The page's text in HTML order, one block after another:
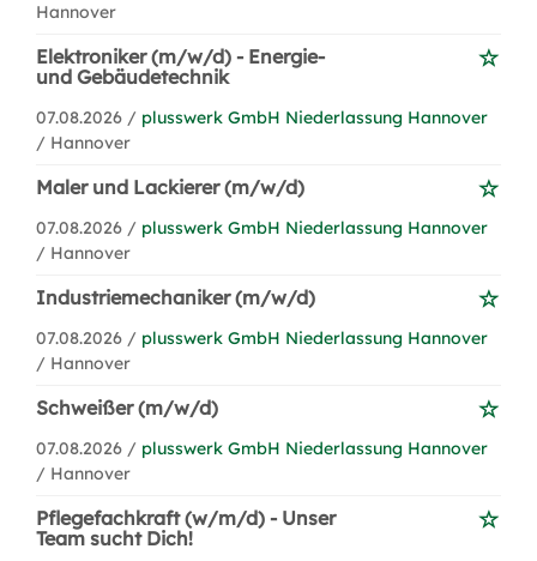
Hannover
Elektroniker (m/w/d) - Energie-
und Gebäudetechnik
07.08.2026 / plusswerk GmbH Niederlassung Hannover
/ Hannover
Maler und Lackierer (m/w/d)
07.08.2026 / plusswerk GmbH Niederlassung Hannover
/ Hannover
Industriemechaniker (m/w/d)
07.08.2026 / plusswerk GmbH Niederlassung Hannover
/ Hannover
Schweißer (m/w/d)
07.08.2026 / plusswerk GmbH Niederlassung Hannover
/ Hannover
Pflegefachkraft (w/m/d) - Unser
Team sucht Dich!